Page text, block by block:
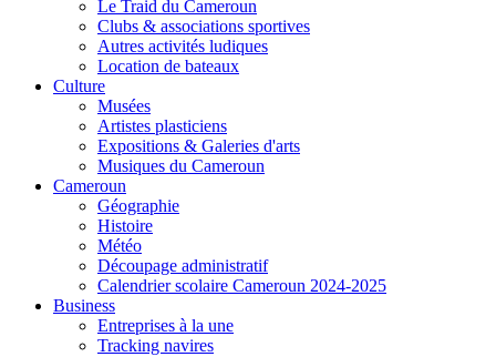
Le Traid du Cameroun
Clubs & associations sportives
Autres activités ludiques
Location de bateaux
Culture
Musées
Artistes plasticiens
Expositions & Galeries d'arts
Musiques du Cameroun
Cameroun
Géographie
Histoire
Météo
Découpage administratif
Calendrier scolaire Cameroun 2024-2025
Business
Entreprises à la une
Tracking navires